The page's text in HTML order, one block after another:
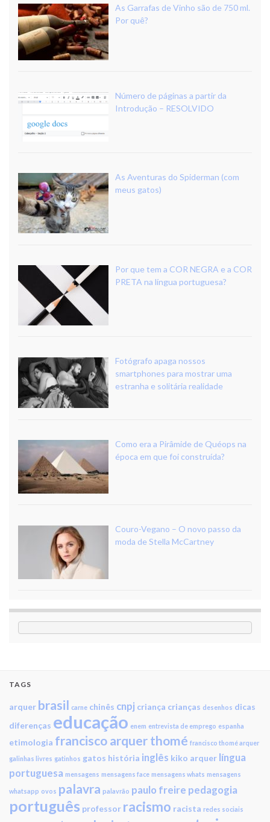
As Garrafas de Vinho são de 750 ml.
Por quê?
Número de páginas a partir da
Introdução – RESOLVIDO
As Aventuras do Spiderman (com
meus gatos)
Por que tem a COR NEGRA e a COR
PRETA na língua portuguesa?
Fotógrafo apaga nossos
smartphones para mostrar uma
estranha e solitária realidade
Como era a Pirâmide de Quéops na
época em que foi construída?
Couro-Vegano – O novo passo da
moda de Stella McCartney
TAGS
arquer brasil carne chinês cnpj criança crianças desenhos dicas
diferenças educação enem entrevista de emprego espanha
etimologia francisco arquer thomé francisco thomé arquer
galinhas livres gatinhos gatos história inglês kiko arquer língua
portuguesa mensagens mensagens face mensagens whats mensagens
whatsapp ovos palavra palavrão paulo freire pedagogia
português professor racismo racista redes sociais